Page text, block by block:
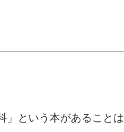
」という本があることは